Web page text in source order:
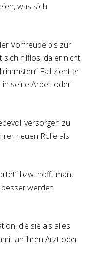
was sich
Vorfreude bis zur
sich hilflos, da er nicht
Fall zieht er
in seine Arbeit oder
versorgen zu
neuen Rolle als
bzw. hofft man,
werden
die sie als alles
an ihren Arzt oder